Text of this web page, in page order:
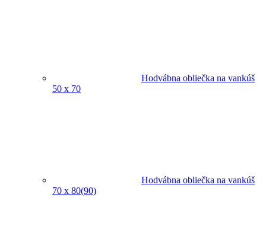
Hodvábna obliečka na vankúš
50 x 70
Hodvábna obliečka na vankúš
70 x 80(90)